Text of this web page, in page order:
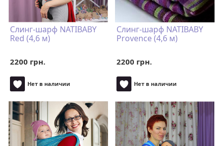
Слинг-шарф NATIBABY
Red (4,6 м)
2200 грн.
Нет в наличии
Слинг-шарф NATIBABY
Provence (4,6 м)
2200 грн.
Нет в наличии